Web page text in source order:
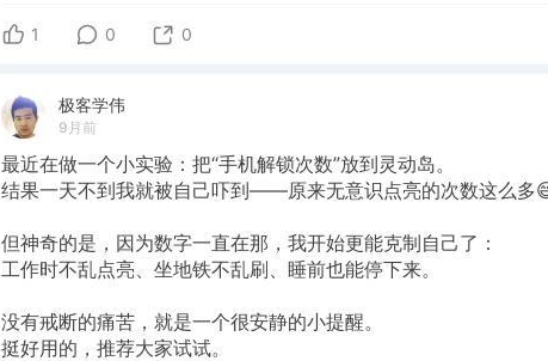
1 0 0
极客学伟
9月前
最近在做一个小实验：把“手机解锁次数”放到灵动岛。
结果一天不到我就被自己吓到——原来无意识点亮的次数这么多
但神奇的是，因为数字一直在那，我开始更能克制自己了：
工作时不乱点亮、坐地铁不乱刷、睡前也能停下来。
没有戒断的痛苦，就是一个很安静的小提醒。
挺好用的，推荐大家试试。